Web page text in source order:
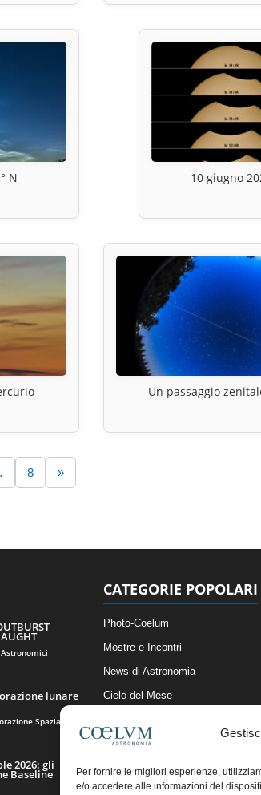
Per fornire le migliori esperienze,
e/o accedere alle informazioni del
N 10 giugno
Un passaggio
8 »
lunare
Spaziale
2026: gli
Baseline
CATEGORIE POPOLARI
Photo-Coelum
Mostre e Incontri
News di Astronomia
Cielo del Mese
Articoli e Risorse On-Line
Il Blog della Redazione